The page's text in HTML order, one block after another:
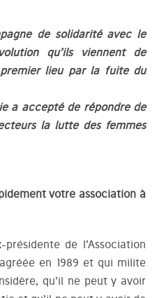
de solidarité avec le
qu’ils viennent de
lieu par la fuite du
a accepté de répondre de
la lutte des femmes
votre association à
de l’Association
en 1989 et qui milite
qu’il ne peut y avoir